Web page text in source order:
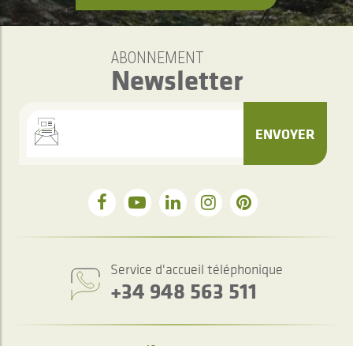
ABONNEMENT
Newsletter
ENVOYER
Service d'accueil téléphonique
+34 948 563 511